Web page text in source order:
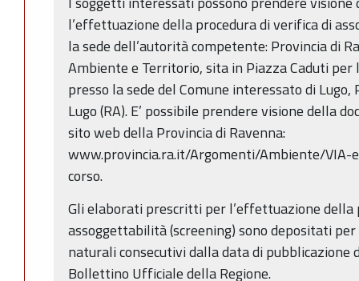
l’effettuazione della procedura di verifica di
la sede dell’autorità competente: Provincia di
Ambiente e Territorio, sita in Piazza Caduti
presso la sede del Comune interessato di
Lugo (RA). E’ possibile prendere visione della
sito web della Provincia di Ravenna:
www.provincia.ra.it/Argomenti/Ambiente/VIA-
corso.
Gli elaborati prescritti per l’effettuazione della
assoggettabilità (screening) sono depositati
naturali consecutivi dalla data di pubblicazione
Bollettino Ufficiale della Regione.